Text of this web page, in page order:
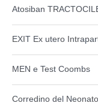
Atosiban
EXIT Ex utero
MEN e Test Coombs
Corredino del